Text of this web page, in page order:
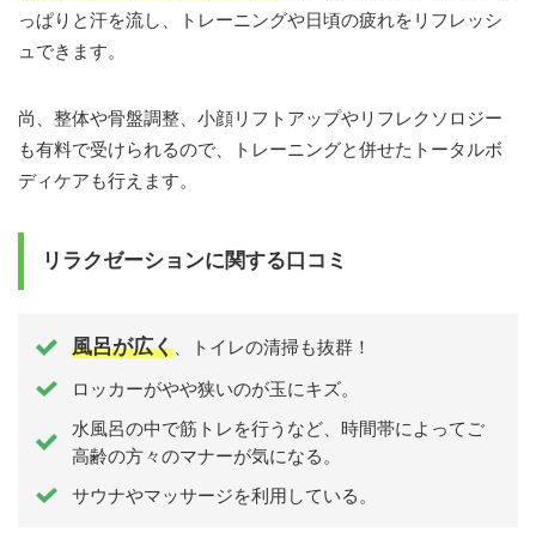
っぱりと汗を流し、トレーニングや日頃の疲れをリフレッシ
ュできます。
尚、整体や骨盤調整、小顔リフトアップやリフレクソロジー
も有料で受けられるので、トレーニングと併せたトータルボ
ディケアも行えます。
リラクゼーションに関する口コミ
風呂が広く 、トイレの清掃も抜群！
ロッカーがやや狭いのが玉にキズ。
水風呂の中で筋トレを行うなど、時間帯によってご
高齢の方々のマナーが気になる。
サウナやマッサージを利用している。